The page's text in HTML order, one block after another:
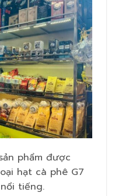
phẩm được
hạt cà phê G7
tiếng.